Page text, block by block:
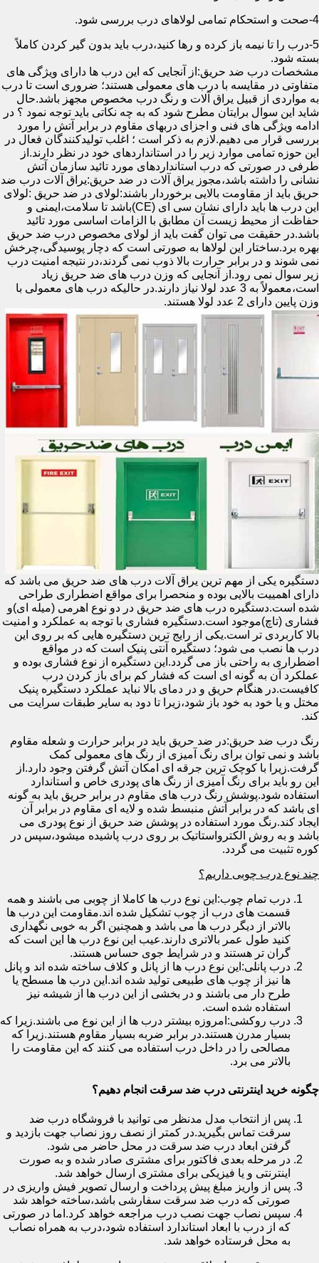
4-صحت و استحکام تمامی لولاهای درب بررسی شود.
5-درب را تا نیمه باز کرده و رها کنید،درب باید بدون گیر کردن کاملاً
بسته شود.
مشخصات درب ضد حریق:از آنجایی که این درب ها دارای ویژگی های
متفاوتی در مقایسه با درب های معمولی هستند؛ ضروری است تا درب
به مواردی از قبیل یراق آلات و رنگ درب مخصوص مجهز باشد.حال
شاید این سوال برایتان مطرح شود که به چه نکاتی باید توجه نمود ؟ در
ادامه ویژگی های فنی و اجزای دربهای مقاوم در برابر آتش را مورد
بررسی قرار می دهیم.لازم به ذکر است ؛ اغلب تولیدکنندگان فعال در
این حوزه تمامی موارد زیر را در استانداردهای خود در نظر دارند.از
طرفی در صورتی که درب استانداردهای مورد تائید سازمان آتش
نشانی را داشته باشد،مجوز یراق آلات در ضد حریق:یراق آلات درب ضد
حریق باید از مقاومت بالایی برخوردار باشند:لولای در ضد حریق :لولای
این درب ها باید دارای نشان سی ای (CE)باشد تا سلامت،ایمنی و
حفاظت از محیط زیست آن مطابق با الزامات اساسی مورد تائید
باشد.در حقیقت می توان گفت باید از لولای مخصوص درب ضد حریق
بهره برد.ساختار این لولاها به صورتی است که دچار پوسیدگی،چرخش
نمی شوند و در برابر حرارت بالا ذوب نمی گردند،در نتیجه امنیت درب
زیر سوال نمی رود.از آنجایی که وزن درب های ضد حریق زیاد
است،معمولاً به 3 عدد لولا نیاز دارند.در حالیکه درب های معمولی با
وزن پایین دارای 2 عدد لولا هستند.
دستگیره یکی از مهم ترین یراق آلات درب های ضد حریق می باشد که
دارای اهمییت بالایی بوده و منحصرا برای مواقع اضطراری طراحی
شده است.دستگیره درب های ضد حریق در دو نوع اهرمی (میله ای)و
فشاری (تاچ)موجود است.دستگیره فشاری با توجه به عملکرد و امنیت
بالا کاربردی تر است.یکی از رایج ترین دستگیره هایی که بر روی این
درب ها نصب می شود؛ دستگیره آنتی پنیک است که در مواقع
اضطراری به راحتی باز می گردد.این دستگیره از نوع فشاری بوده و
عملکرد آن به گونه ای است که فشار کم برای باز کردن درب
کافیست.در هنگام حریق و در دمای بالا نباید عملکرد دستگیره پنیک
مختل و یا خود به خود باز شود،زیرا تا دود به سایر طبقات سرایت می
کند.
رنگ درب ضد حریق:در ضد حریق باید در برابر حرارت و شعله مقاوم
باشد و نمی توان برای رنگ آمیزی از رنگ های معمولی کمک
گرفت.زیرا با کوچک ترین جرقه ای امکان آتش گرفتن وجود دارد.از
این رو باید برای رنگ آمیزی از رنگ های پودری خاص و استاندارد
استفاده شود.پوشش رنگ درب های مقاوم در برابر حریق باید به گونه
ای باشد که در برابر آتش منبسط شده و لایه ای مقاوم در برابر آن
ایجاد کند.رنگ مورد استفاده در پوشش ضد حریق از نوع پودری می
باشد و به روش الکترواستاتیک بر روی درب پاشیده میشود،سپس در
کوره تثبیت می گردد.
چند نوع درب چوبی داریم؟
درب تمام چوب:این نوع درب ها کاملا از چوبی می باشند و همه
قسمت های درب از چوب تشکیل شده اند.مقاومت این درب ها
بالاتر از دیگر درب ها می باشد و همچنین اگر به خوبی نگهداری
کنید طول عمر بالاتری دارند.عیب این نوع درب ها این است که
گران تر هستند و در شرایط جوی حساس هستند.
درب پانلی:این نوع درب ها از پانل و کلاف ساخته شده اند و پانل
ها نیز از چوب های طبیعی تولید شده اند.این درب ها مسطح یا
طرح دار می باشند و در بخشی از این درب ها از شیشه نیز
استفاده شده است.
درب روکشی:امروزه بیشتر درب ها از این نوع می باشند.زیرا که
بسیار مدرن هستند.در برابر ضربه بسیار مقاوم هستند.زیرا که
مصالحی را در داخل درب استفاده می کنند که این مقاومت را
بالاتر می برد.
چگونه خرید اینترنتی درب ضد سرقت انجام دهیم؟
پس از انتخاب مدل مدنظر می توانید با فروشگاه درب ضد
سرقت تماس بگیرید.در کمتر از نصف روز نصاب جهت بازدید و
گرفتن ابعاد درب ضد سرقت در محل حاضر می شود.
در مرحله بعدی فاکتور برای مشتری صادر شده و به صورت
اینترنتی و یا فیزیکی برای مشتری ارسال خواهد شد.
پس از واریز مبلغ پیش پرداخت و ارسال تصویر فیش واریزی در
صورتی که درب ضد سرقت سفارشی باشد،ساخته خواهد شد
سپس نصاب جهت نصب درب مراجعه خواهد کرد.اما در صورتی
که از درب با ابعاد استاندارد استفاده شود،درب به همراه نصاب
به محل فرستاده خواهد شد.